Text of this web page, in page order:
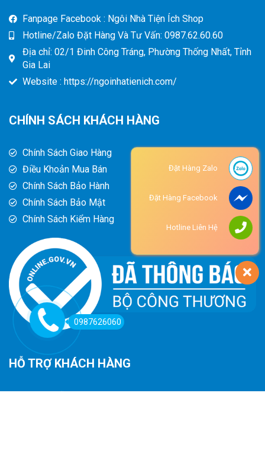
Fanpage Facebook : Ngôi Nhà Tiện Ích Shop
Hotline/Zalo Đặt Hàng Và Tư Vấn: 0987.62.60.60
Địa chỉ: 02/1 Đinh Công Tráng, Phường Thống Nhất, Tỉnh
Gia Lai
Website : https://ngoinhatienich.com/
CHÍNH SÁCH KHÁCH HÀNG
Chính Sách Giao Hàng
Điều Khoản Mua Bán
Chính Sách Bảo Hành
Chính Sách Bảo Mật
Chính Sách Kiểm Hàng
HỖ TRỢ KHÁCH HÀNG
0987626060
Đặt Hàng Zalo
Đặt Hàng Facebook
Hotline Liên Hệ